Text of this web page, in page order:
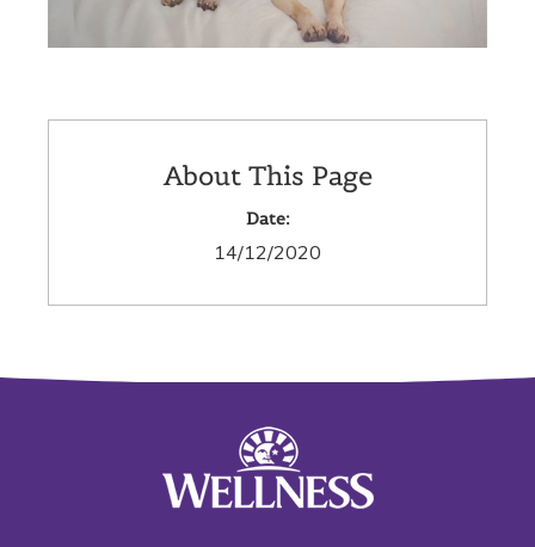
About This Page
Date:
14/12/2020